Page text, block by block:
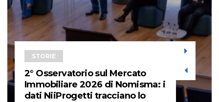
STORIE
2° Osservatorio sul Mercato
Immobiliare 2026 di Nomisma: i
dati NiiProgetti tracciano lo